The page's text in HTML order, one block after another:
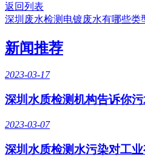
返回列表
深圳废水检测电镀废水有哪些类
新闻推荐
2023-03-17
深圳水质检测机构告诉你
2023-03-07
深圳水质检测水污染对工